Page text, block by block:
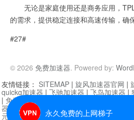
无论是家庭使用还是商务应用，
的需求，提供稳定连接和高速传输，确
#27#
© 2026 免费加速器. Powered by:
永久免费的上网梯子
友情链接： SITEMAP | 旋风加速器官网 |
quickq加速器 | 飞驰加速器 | 飞鸟加速器 |
| 免费vqn加速外网
器| 快柠檬加速器 |黑洞加速 |falemon
元机场加速器 |一元机场|老王加速器